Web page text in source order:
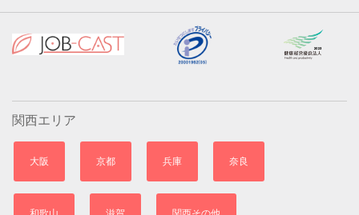
関西エリア
大阪 京都 兵庫 奈良